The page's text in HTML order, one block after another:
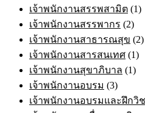
เจ้าพนักงานสรรพสามิต (1)
เจ้าพนักงานสรรพากร (2)
เจ้าพนักงานสาธารณสุข (2)
เจ้าพนักงานสารสนเทศ (1)
เจ้าพนักงานสุขาภิบาล (1)
เจ้าพนักงานอบรม (3)
เจ้าพนักงานอบรมและฝึกวิ